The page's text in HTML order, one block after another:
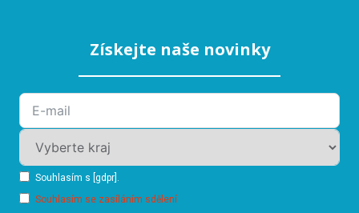
Získejte naše novinky
Souhlasím s [gdpr].
Souhlasím se zasíláním sdělení